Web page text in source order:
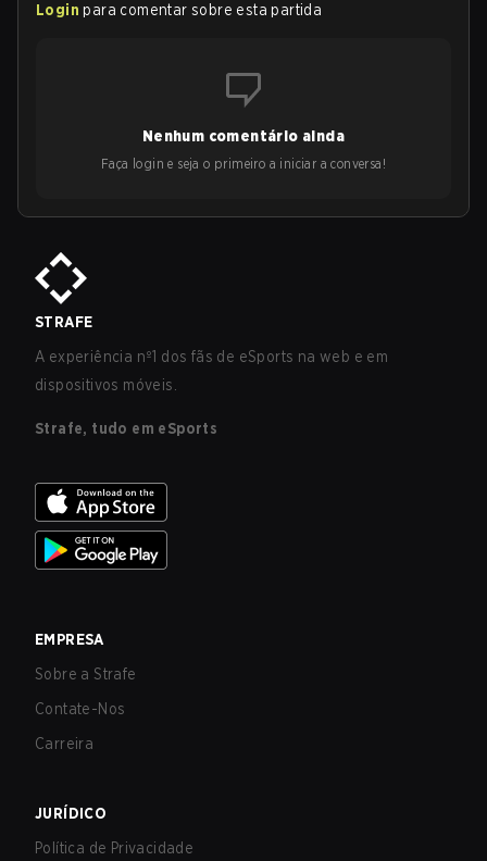
Login para comentar sobre esta partida
Nenhum comentário ainda
Faça login e seja o primeiro a iniciar a conversa!
STRAFE
A experiência nº1 dos fãs de eSports na web e em
dispositivos móveis.
Strafe, tudo em eSports
EMPRESA
Sobre a Strafe
Contate-Nos
Carreira
JURÍDICO
Política de Privacidade